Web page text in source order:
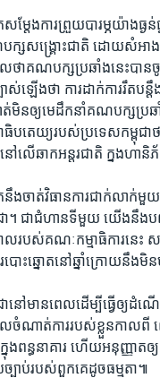
សម្តែង​ការ​ព្រួយ​បារម្ភ​យ៉ាង​ធ្
ក្ស​សង្គ្រោះជាតិ ដោយ​សំអា
ា​គណបក្ស​ប្រឆាំង​នេះ​បាន​
ស់​ឡើង​ថា ការ​ដាក់​ការ​រឹត​ប
មិន​ឲ្យ​មេដឹកនាំ​គណបក្ស​ប្រឆាំ
ធិបតេយ្យ​របស់​ប្រទេស​កម្ពុ
ៅ​លើ​ឆាក​អន្តរជាតិ ក្នង​ហានិ
នឹង​ចាត់​វិធាន​ការ​ជាក់​លាក់​
ជា។ ជា​ជំហាន​ទីមួយ យើង​នឹង​ប
បាល​របស់​គណៈកម្មាធិការ​នេ
ារ​បោះឆ្នោត​នៅ​ឆ្នាំ​ក្រោយ​
ា​នៅ​មាន​ពេល​ដើម្បី​ធ្វើ​ឲ្យ​ដំណ
ចំណាត់​ការ​របស់​ខ្លួន​កាល​ពី​
ង​ពន្ធនាគារ ហើយ​អនុញ្ញាត​
បាប់​របស់​ពួកគេ​ដូច​ធម្មតា៕